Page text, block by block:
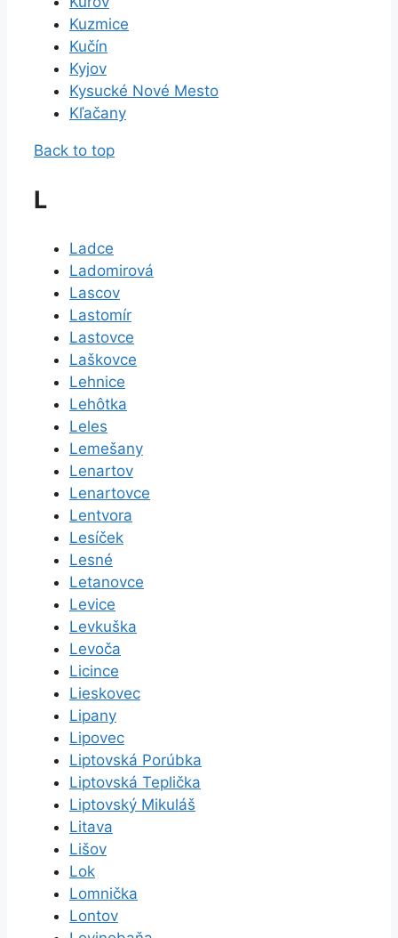
Kuzmice
Kučín
Kyjov
Kysucké Nové Mesto
Kľačany
Back to top
L
Ladce
Ladomirová
Lascov
Lastomír
Lastovce
Laškovce
Lehnice
Lehôtka
Leles
Lemešany
Lenartov
Lenartovce
Lentvora
Lesíček
Lesné
Letanovce
Levice
Levkuška
Levoča
Licince
Lieskovec
Lipany
Lipovec
Liptovská Porúbka
Liptovská Teplička
Liptovský Mikuláš
Litava
Lišov
Lok
Lomnička
Lontov